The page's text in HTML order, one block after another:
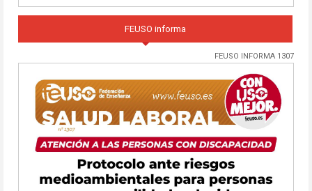
FEUSO informa
FEUSO INFORMA 1307